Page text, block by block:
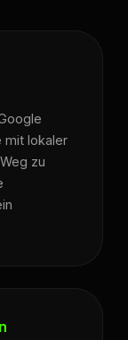
mit lokaler
zu